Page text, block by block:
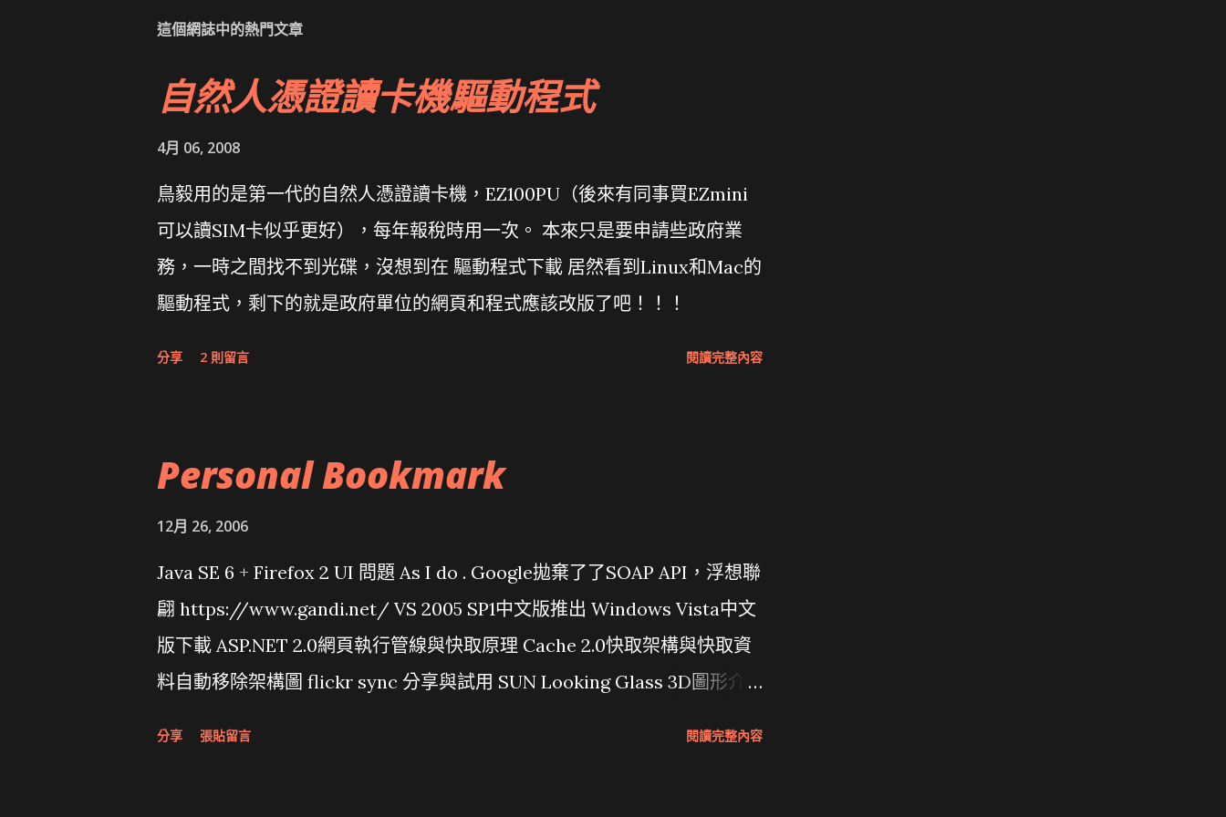
這個網誌中的熱門文章
自然人憑證讀卡機驅動程式
4月 06, 2008
鳥毅用的是第一代的自然人憑證讀卡機，EZ100PU（後來有同事買EZmini
可以讀SIM卡似乎更好），每年報稅時用一次。 本來只是要申請些政府業
務，一時之間找不到光碟，沒想到在 驅動程式下載 居然看到Linux和Mac的
驅動程式，剩下的就是政府單位的網頁和程式應該改版了吧！！！
分享 2 則留言 閱讀完整內容
Personal Bookmark
12月 26, 2006
Java SE 6 + Firefox 2 UI 問題 As I do . Google拋棄了了SOAP API，浮想聯
翩 https://www.gandi.net/ VS 2005 SP1中文版推出 Windows Vista中文
版下載 ASP.NET 2.0網頁執行管線與快取原理 Cache 2.0快取架構與快取資
料自動移除架構圖 flickr sync 分享與試用 SUN Looking Glass 3D圖形介
分享 張貼留言 閱讀完整內容